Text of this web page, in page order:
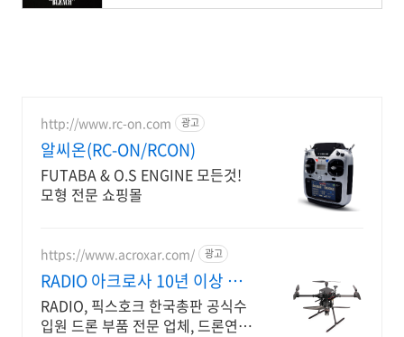
http://www.rc-on.com 광고
알씨온(RC-ON/RCON)
FUTABA & O.S ENGINE 모든것!
모형 전문 쇼핑몰
https://www.acroxar.com/ 광고
RADIO 아크로사 10년 이상 업
력 베테랑기업
RADIO, 픽스호크 한국총판 공식수
입원 드론 부품 전문 업체, 드론연구